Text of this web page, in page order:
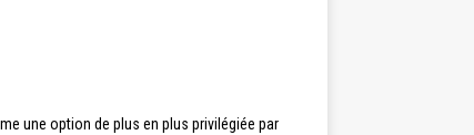
une option de plus en plus privilégiée par